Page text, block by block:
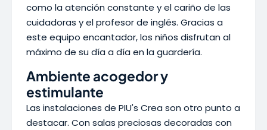
como la atención constante y el cariño de las
cuidadoras y el profesor de inglés. Gracias a
este equipo encantador, los niños disfrutan al
máximo de su día a día en la guardería.
Ambiente acogedor y
estimulante
Las instalaciones de PIU's Crea son otro punto a
destacar. Con salas preciosas decoradas con